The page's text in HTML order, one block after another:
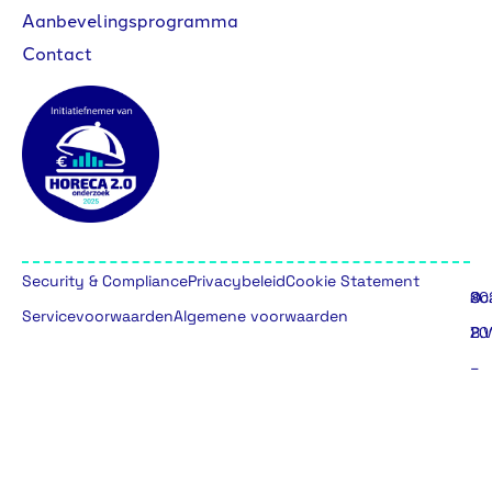
Aanbevelingsprogramma
Contact
©
–
Security & CompliancePrivacybeleidCookie Statement
ServicevoorwaardenAlgemene voorwaarden